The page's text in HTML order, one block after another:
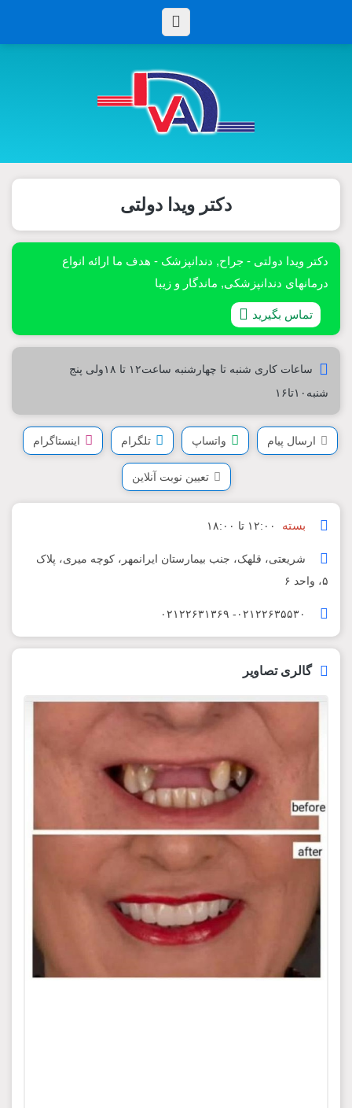
دکتر ویدا دولتی
دکتر ویدا دولتی - جراح, دندانپزشک - هدف ما ارائه انواع
درمانهای دندانپزشکی, ماندگار و زیبا
تماس بگیرید
ساعات کاری شنبه تا چهارشنبه ساعت۱۲ تا ۱۸ولی پنج
شنبه۱۰تا۱۶
ارسال پیام واتساپ تلگرام اینستاگرام
تعیین نوبت آنلاین
بسته ۱۲:۰۰ تا ۱۸:۰۰
شریعتی، قلهک، جنب بیمارستان ایرانمهر، کوچه میری، پلاک
۵، واحد ۶
۰۲۱۲۲۶۳۵۵۳۰- ۰۲۱۲۲۶۳۱۳۶۹
گالری تصاویر